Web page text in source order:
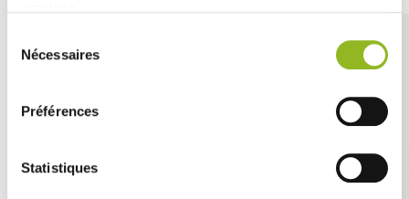
Nécessaires
Préférences
Statistiques